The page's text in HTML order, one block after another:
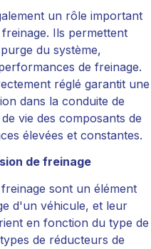
un rôle important
Ils permettent
du système,
de freinage.
réglé garantit une
dans la conduite de
vie des composants de
élevées et constantes.
de freinage
sont un élément
d'un véhicule, et leur
en fonction du type de
de réducteurs de